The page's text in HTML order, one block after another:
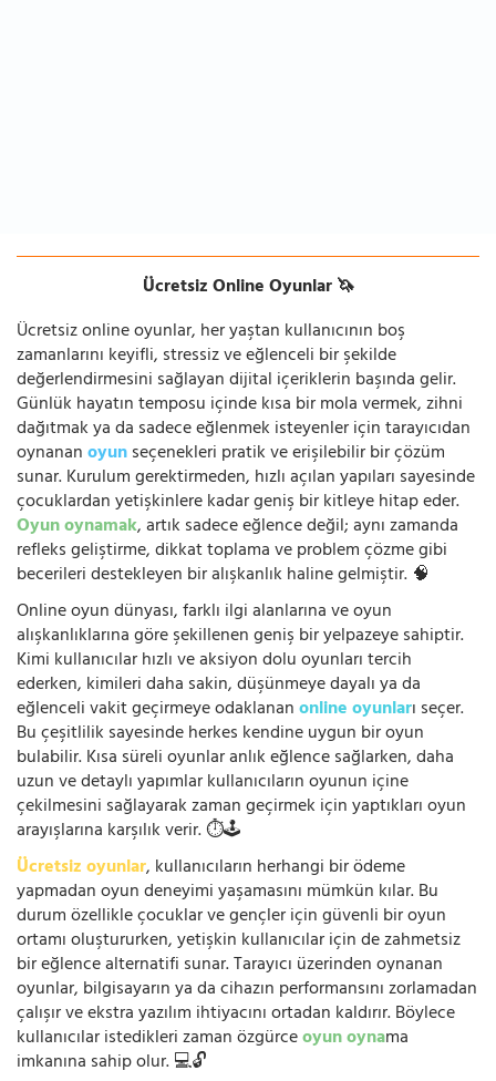
Ücretsiz Online Oyunlar 🦄
Ücretsiz online oyunlar, her yaştan kullanıcının boş
zamanlarını keyifli, stressiz ve eğlenceli bir şekilde
değerlendirmesini sağlayan dijital içeriklerin başında gelir.
Günlük hayatın temposu içinde kısa bir mola vermek, zihni
dağıtmak ya da sadece eğlenmek isteyenler için tarayıcıdan
oynananoyunseçenekleri pratik ve erişilebilir bir çözüm
sunar. Kurulum gerektirmeden, hızlı açılan yapıları sayesinde
çocuklardan yetişkinlere kadar geniş bir kitleye hitap eder.
Oyun oynamak, artık sadece eğlence değil; aynı zamanda
refleks geliştirme, dikkat toplama ve problem çözme gibi
becerileri destekleyen bir alışkanlık haline gelmiştir. 🧠
Online oyun dünyası, farklı ilgi alanlarına ve oyun
alışkanlıklarına göre şekillenen geniş bir yelpazeye sahiptir.
Kimi kullanıcılar hızlı ve aksiyon dolu oyunları tercih
ederken, kimileri daha sakin, düşünmeye dayalı ya da
eğlenceli vakit geçirmeye odaklananonline oyunları seçer.
Bu çeşitlilik sayesinde herkes kendine uygun bir oyun
bulabilir. Kısa süreli oyunlar anlık eğlence sağlarken, daha
uzun ve detaylı yapımlar kullanıcıların oyunun içine
çekilmesini sağlayarak zaman geçirmek için yaptıkları oyun
arayışlarına karşılık verir. ⏱️🕹️
Ücretsiz oyunlar, kullanıcıların herhangi bir ödeme
yapmadan oyun deneyimi yaşamasını mümkün kılar. Bu
durum özellikle çocuklar ve gençler için güvenli bir oyun
ortamı oluştururken, yetişkin kullanıcılar için de zahmetsiz
bir eğlence alternatifi sunar. Tarayıcı üzerinden oynanan
oyunlar, bilgisayarın ya da cihazın performansını zorlamadan
çalışır ve ekstra yazılım ihtiyacını ortadan kaldırır. Böylece
kullanıcılar istedikleri zaman özgürceoyun oynama
imkanına sahip olur. 💻🔓